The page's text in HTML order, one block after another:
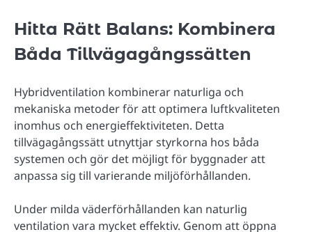
Hitta Rätt Balans: Kombinera
Båda Tillvägagångssätten
Hybridventilation kombinerar naturliga och
mekaniska metoder för att optimera luftkvaliteten
inomhus och energieffektiviteten. Detta
tillvägagångssätt utnyttjar styrkorna hos båda
systemen och gör det möjligt för byggnader att
anpassa sig till varierande miljöförhållanden.
Under milda väderförhållanden kan naturlig
ventilation vara mycket effektiv. Genom att öppna